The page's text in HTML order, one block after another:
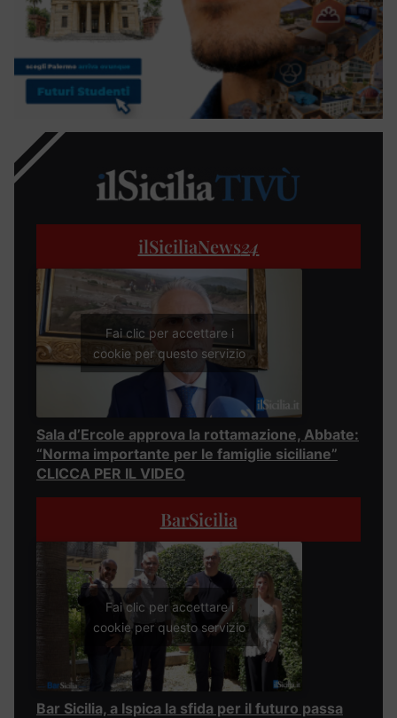
ilSiciliaNews24
Fai clic per accettare i
cookie per questo servizio
Sala d’Ercole approva la rottamazione, Abbate:
“Norma importante per le famiglie siciliane”
CLICCA PER IL VIDEO
BarSicilia
Fai clic per accettare i
cookie per questo servizio
Bar Sicilia, a Ispica la sfida per il futuro passa